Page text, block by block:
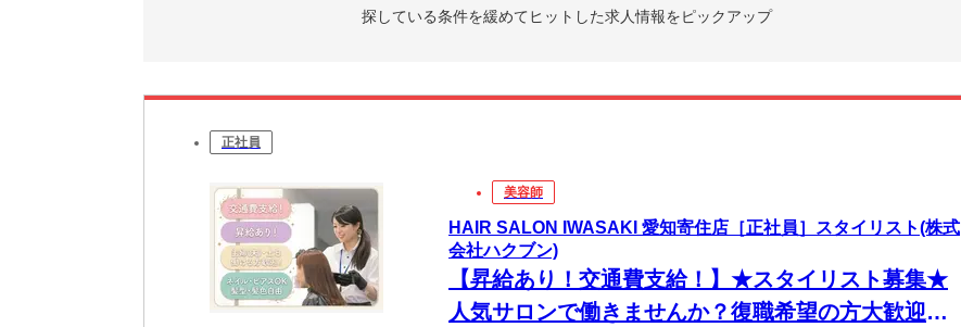
探している条件を緩めてヒットした求人情報をピックアップ
正社員
美容師
HAIR SALON IWASAKI 愛知寄住店［正社員］スタイリスト(株式
会社ハクブン)
【昇給あり！交通費支給！】★スタイリスト募集★
人気サロンで働きませんか？復職希望の方大歓迎◎